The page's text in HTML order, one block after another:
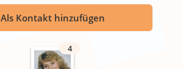
Als Kontakt hinzufügen
4